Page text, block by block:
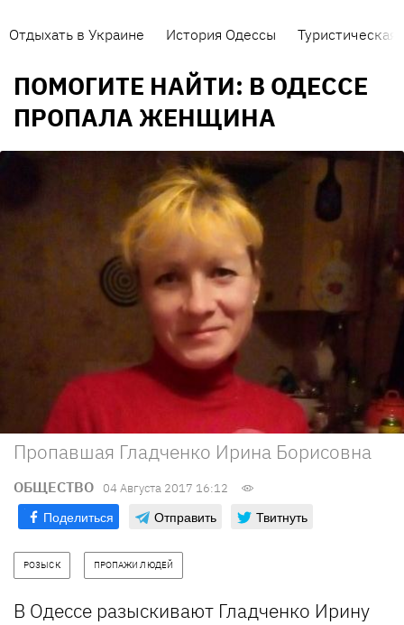
Отдыхать в Украине История Одессы Туристическая
ПОМОГИТЕ НАЙТИ: В ОДЕССЕ
ПРОПАЛА ЖЕНЩИНА
Пропавшая Гладченко Ирина Борисовна
ОБЩЕСТВО 04 Августа 2017 16:12
Поделиться Отправить Твитнуть
РОЗЫСК ПРОПАЖИ ЛЮДЕЙ
В Одессе разыскивают Гладченко Ирину